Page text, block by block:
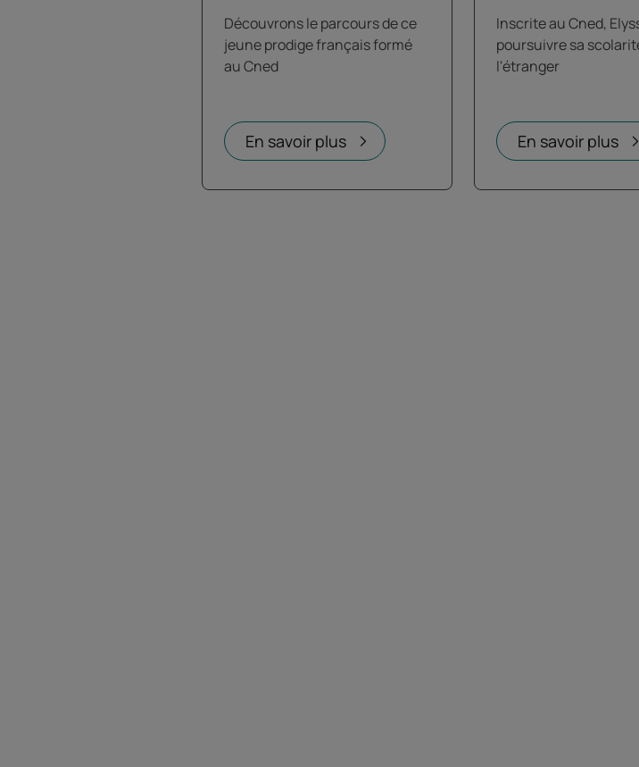
Découvrons le parcours de ce
jeune prodige français formé
au Cned
En savoir plus
Inscrite au Cned,
poursuivre sa
l'étranger
En savoir plus